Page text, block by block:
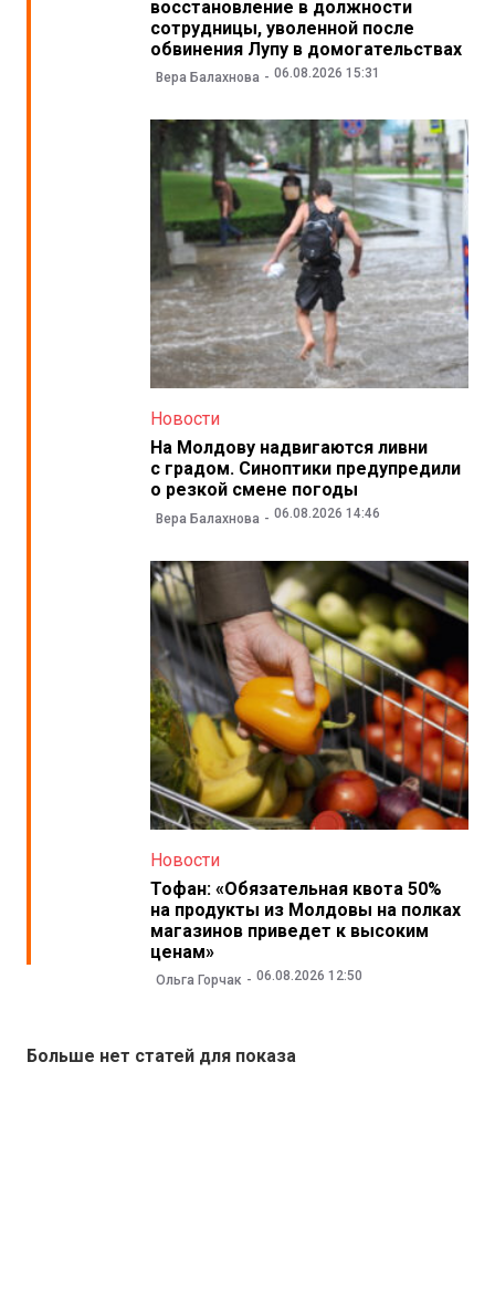
восстановление в должности
сотрудницы, уволенной после
обвинения Лупу в домогательствах
Вера Балахнова 06.08.2026 15:31
Новости
На Молдову надвигаются ливни
с градом. Синоптики предупредили
о резкой смене погоды
Вера Балахнова 06.08.2026 14:46
Новости
Тофан: «Обязательная квота 50%
на продукты из Молдовы на полках
магазинов приведет к высоким
ценам»
Ольга Горчак 06.08.2026 12:50
Больше нет статей для показа